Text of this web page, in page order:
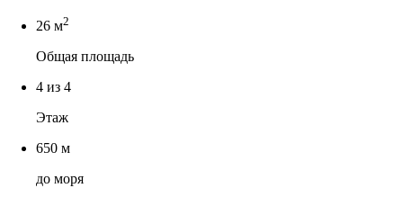
26 м2
Общая площадь
4 из 4
Этаж
650 м
до моря